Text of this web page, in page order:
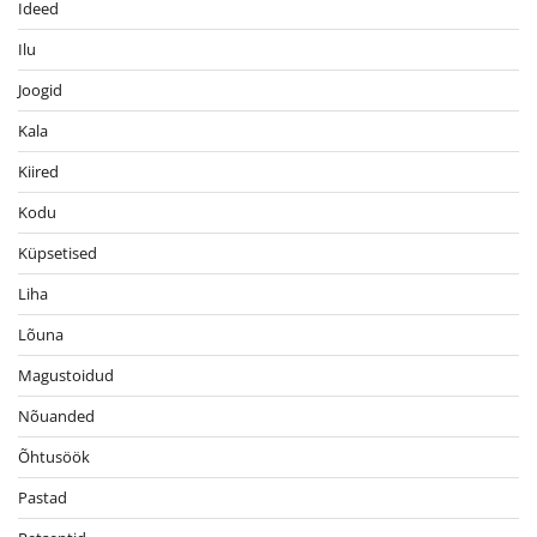
Ideed
Ilu
Joogid
Kala
Kiired
Kodu
Küpsetised
Liha
Lõuna
Magustoidud
Nõuanded
Õhtusöök
Pastad